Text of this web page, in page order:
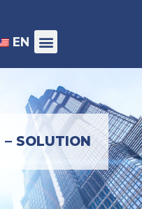
EN
SOLUTION